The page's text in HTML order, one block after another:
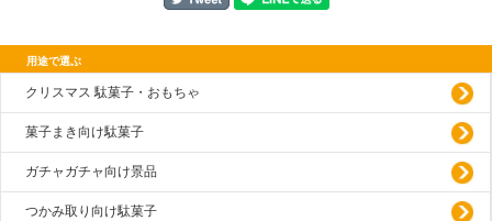
用途で選ぶ
クリスマス 駄菓子・おもちゃ
菓子まき向け駄菓子
ガチャガチャ向け景品
つかみ取り向け駄菓子